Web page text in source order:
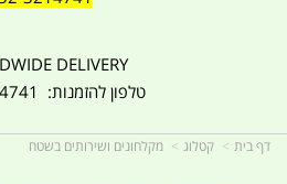
DELIVERY
טלפון להזמנות: 052-3214741
דף בית קטלוג מקלחונים ושירותים בשטח